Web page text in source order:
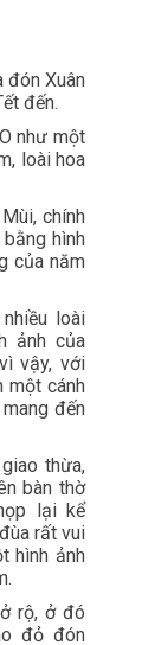
đón Xuân
đến.
như một
loài hoa
chính
hình
của năm
loài
ảnh của
vậy, với
một cánh
đến
thừa,
bàn thờ
lại kể
rất vui
hình ảnh
rộ, ở đó
đỏ đón